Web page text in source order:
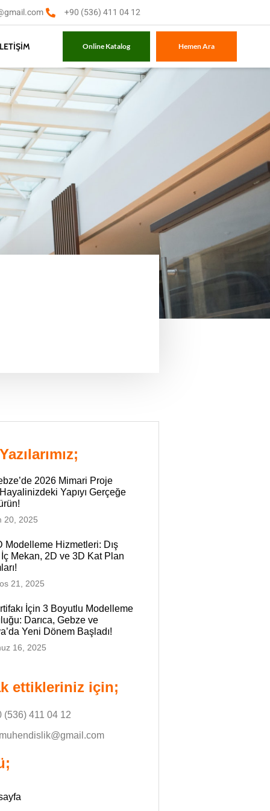
+90 (536) 411 04 12
Online Katalog Hemen Ara
2026 Mimari Proje
Yapıyı Gerçeğe
20, 2025
Hizmetleri: Dış
Mekan, 2D ve 3D Kat Plan
21, 2025
İçin 3 Boyutlu Modelleme
Darıca, Gebze ve
Yeni Dönem Başladı!
16, 2025
ettikleriniz için;
(536) 411 04 12